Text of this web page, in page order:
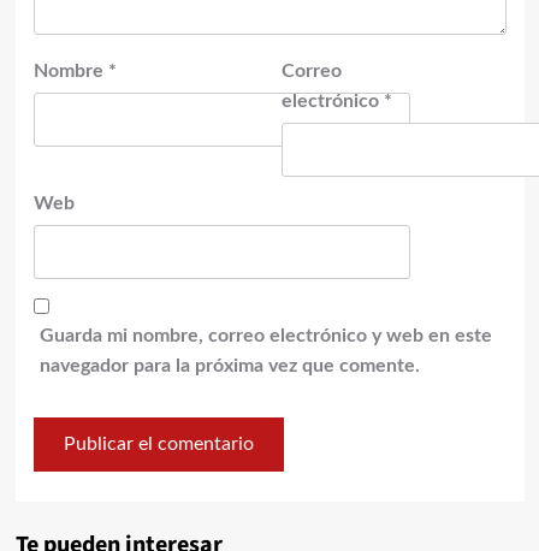
Nombre *
Correo
electrónico *
Web
Guarda mi nombre, correo electrónico y web en este
navegador para la próxima vez que comente.